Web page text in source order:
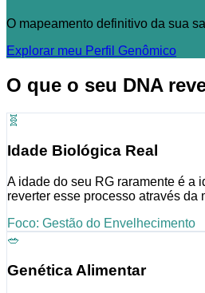
O mapeamento definitivo da sua
Explorar meu Perfil Genômico
O que o seu DNA
🧬
Idade Biológica Real
A idade do seu RG raramente é a
reverter esse processo através da
Foco: Gestão do Envelhecimento
🥗
Genética Alimentar